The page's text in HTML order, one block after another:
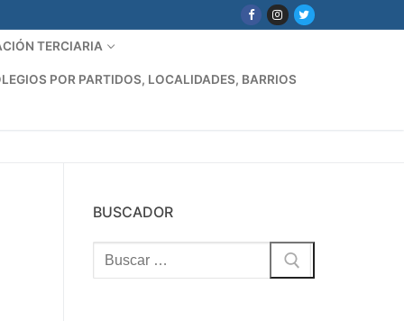
TERCIARIA
POR PARTIDOS, LOCALIDADES, BARRIOS
BUSCADOR
Buscar: